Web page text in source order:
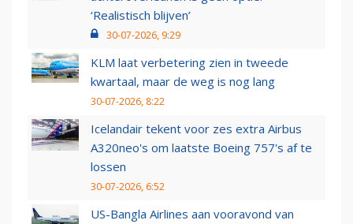
‘Realistisch blijven’
30-07-2026, 9:29
KLM laat verbetering zien in tweede
kwartaal, maar de weg is nog lang
30-07-2026, 8:22
Icelandair tekent voor zes extra Airbus
A320neo's om laatste Boeing 757's af te
lossen
30-07-2026, 6:52
US-Bangla Airlines aan vooravond van